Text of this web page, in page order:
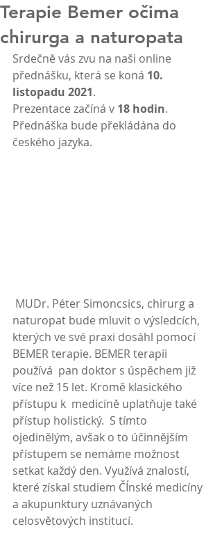
Terapie Bemer očima
chirurga a naturopata
Srdečně vás zvu na naši online
přednášku, která se koná 10.
listopadu 2021.
Prezentace začíná v 18 hodin.
Přednáška bude překládána do
českého jazyka.
naturopat bude mluvit o výsledcích,
kterých ve své praxi dosáhl pomocí
BEMER terapie. BEMER terapii
používá  pan doktor s úspěchem již
více než 15 let. Kromě klasického
přístupu k  medicíně uplatňuje také
přístup holistický.  S tímto
ojedinělým, avšak o to účinnějším
přístupem se nemáme možnost
setkat každý den. Využívá znalostí,
které získal studiem ČÍnské medicíny
a akupunktury uznávaných
celosvětových institucí.